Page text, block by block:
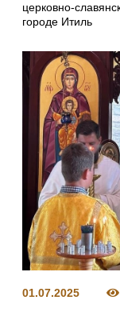
церковно-
городе Итиль
01.07.2025